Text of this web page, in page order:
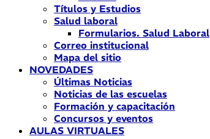
Títulos y Estudios
Salud laboral
Formularios. Salud Laboral
Correo institucional
Mapa del sitio
NOVEDADES
Últimas Noticias
Noticias de las escuelas
Formación y capacitación
Concursos y eventos
AULAS VIRTUALES